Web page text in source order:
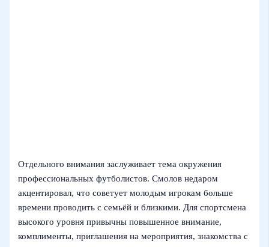
Отдельного внимания заслуживает тема окружения
профессиональных футболистов. Смолов недаром
акцентировал, что советует молодым игрокам больше
времени проводить с семьёй и близкими. Для спортсмена
высокого уровня привычны повышенное внимание,
комплименты, приглашения на мероприятия, знакомства с